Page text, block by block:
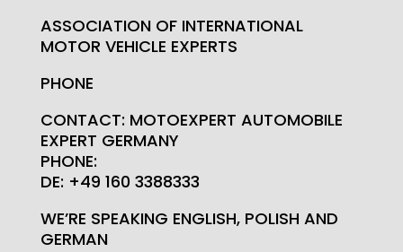
ASSOCIATION OF INTERNATIONAL
MOTOR VEHICLE EXPERTS
PHONE
CONTACT: MOTOEXPERT AUTOMOBILE
EXPERT GERMANY
PHONE:
DE: +49 160 3388333
WE’RE SPEAKING ENGLISH, POLISH AND
GERMAN